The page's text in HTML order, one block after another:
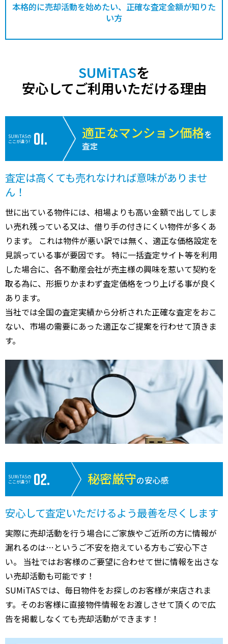
本格的に売却活動を始めたい、正確な査定金額が知りた
い方
SUMiTASを
安心してご利用いただける理由
SUMiTASの
ここが違う!
適正なマンション価格を
査定
査定は高くても売れなければ意味がありませ
ん！
世に出ている物件には、相場よりも高い金額で出してしま
い売れ残っている又は、借り手の付きにくい物件が多くあ
ります。 これは物件が悪い訳では無く、適正な価格設定を
見誤っている事が要因です。 特に一括査定サイト等を利用
した場合に、各不動産会社が売主様の興味を惹いて契約を
取る為に、形振りかまわず査定価格をつり上げる事が良く
あります。
当社では全国の査定実績から分析された正確な査定をおこ
ない、市場の需要にあった適正なご提案を行わせて頂きま
す。
SUMiTASの
ここが違う!
秘密厳守の安心感
安心して査定いただけるよう最善を尽くします
実際に売却活動を行う場合にご家族やご近所の方に情報が
漏れるのは…というご不安を抱えている方もご安心下さ
い。 当社ではお客様のご要望に合わせて世に情報を出さな
い売却活動も可能です！
SUMiTASでは、毎日物件をお探しのお客様が来店されま
す。そのお客様に直接物件情報をお渡しさせて頂くので広
告を掲載しなくても売却活動ができます！